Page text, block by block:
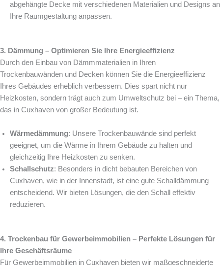
abgehängte Decke mit verschiedenen Materialien und Designs an
Ihre Raumgestaltung anpassen.
3. Dämmung – Optimieren Sie Ihre Energieeffizienz
Durch den Einbau von Dämmmaterialien in Ihren
Trockenbauwänden und Decken können Sie die Energieeffizienz
Ihres Gebäudes erheblich verbessern. Dies spart nicht nur
Heizkosten, sondern trägt auch zum Umweltschutz bei – ein Thema,
das in Cuxhaven von großer Bedeutung ist.
Wärmedämmung: Unsere Trockenbauwände sind perfekt
geeignet, um die Wärme in Ihrem Gebäude zu halten und
gleichzeitig Ihre Heizkosten zu senken.
Schallschutz: Besonders in dicht bebauten Bereichen von
Cuxhaven, wie in der Innenstadt, ist eine gute Schalldämmung
entscheidend. Wir bieten Lösungen, die den Schall effektiv
reduzieren.
4. Trockenbau für Gewerbeimmobilien – Perfekte Lösungen für
Ihre Geschäftsräume
Für Gewerbeimmobilien in Cuxhaven bieten wir maßgeschneiderte